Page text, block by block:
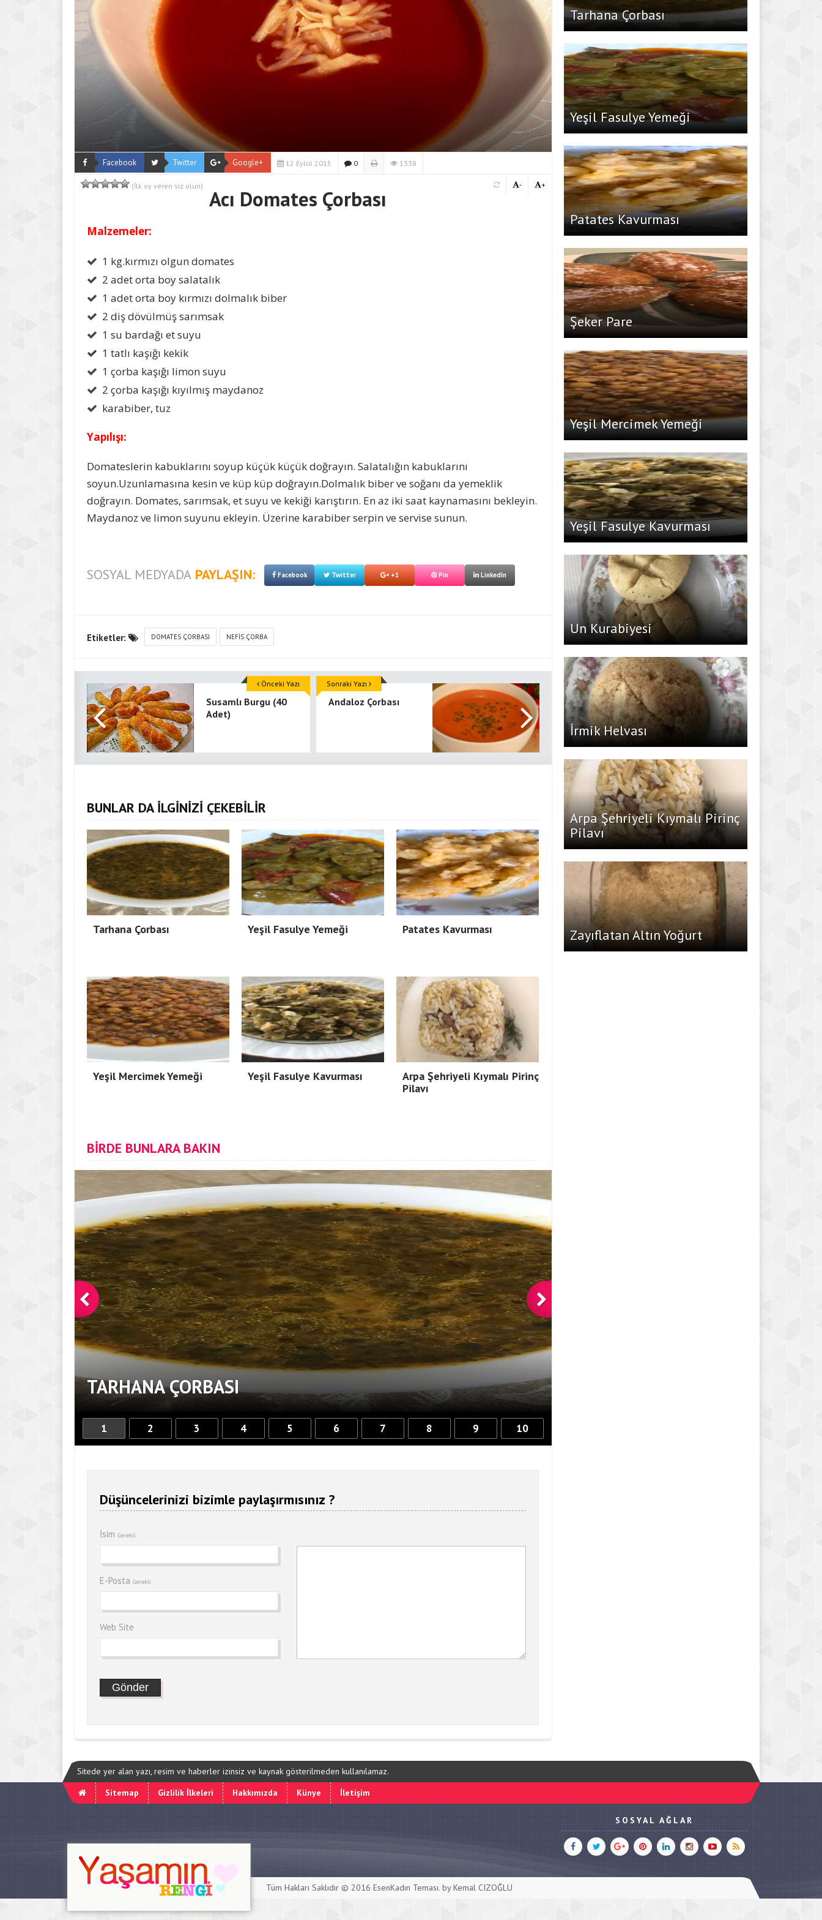
Facebook Twitter Google+ 12 Eylül 2015 0 1338
(İlk oy veren siz olun) +
-
Acı Domates Çorbası
Malzemeler:
1 kg.kırmızı olgun domates
2 adet orta boy salatalık
1 adet orta boy kırmızı dolmalık biber
2 diş dövülmüş sarımsak
1 su bardağı et suyu
1 tatlı kaşığı kekik
1 çorba kaşığı limon suyu
2 çorba kaşığı kıyılmış maydanoz
karabiber, tuz
Yapılışı:
Domateslerin kabuklarını soyup küçük küçük doğrayın. Salatalığın kabuklarını
soyun.Uzunlamasına kesin ve küp küp doğrayın.Dolmalık biber ve soğanı da yemeklik
doğrayın. Domates, sarımsak, et suyu ve kekiği karıştırın. En az iki saat kaynamasını bekleyin.
Maydanoz ve limon suyunu ekleyin. Üzerine karabiber serpin ve servise sunun.
SOSYAL MEDYADA PAYLAŞIN: Facebook Twitter +1 Pin LinkedIn
Etiketler: DOMATES ÇORBASI NEFIS ÇORBA
Susamlı Burgu (40
Adet)
Önceki Yazı
Andaloz Çorbası
Sonraki Yazı
BUNLAR DA İLGİNİZİ ÇEKEBİLİR
Tarhana Çorbası Yeşil Fasulye Yemeği Patates Kavurması
Yeşil Mercimek Yemeği Yeşil Fasulye Kavurması
Arpa Şehriyeli Kıymalı Pirinç
Pilavı
BİRDE BUNLARA BAKIN
TARHANA ÇORBASI
1 2 3 4 5 6 7 8 9 10
Düşüncelerinizi bizimle paylaşırmısınız ?
İsim Gerekli
E-Posta Gerekli
Web Site
Tarhana Çorbası
Yeşil Fasulye Yemeği
Patates Kavurması
Şeker Pare
Yeşil Mercimek Yemeği
Yeşil Fasulye Kavurması
Un Kurabiyesi
İrmik Helvası
Arpa Şehriyeli Kıymalı Pirinç
Pilavı
Zayıflatan Altın Yoğurt
Sitede yer alan yazı, resim ve haberler izinsiz ve kaynak gösterilmeden kullanılamaz.
Sitemap
Gizlilik İlkeleri Hakkımızda Künye İletişim
SOSYAL AĞLAR
Tüm Hakları Saklıdır © 2016 EsenKadın Teması. by Kemal CIZOĞLU